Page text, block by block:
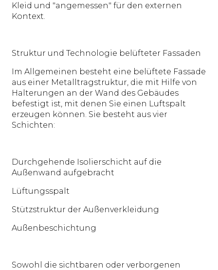
Kleid und "angemessen" für den externen
Kontext.
Struktur und Technologie belüfteter Fassaden
Im Allgemeinen besteht eine belüftete Fassade
aus einer Metalltragstruktur, die mit Hilfe von
Halterungen an der Wand des Gebäudes
befestigt ist, mit denen Sie einen Luftspalt
erzeugen können. Sie besteht aus vier
Schichten:
Durchgehende Isolierschicht auf die
Außenwand aufgebracht
Lüftungsspalt
Stützstruktur der Außenverkleidung
Außenbeschichtung
Sowohl die sichtbaren oder verborgenen